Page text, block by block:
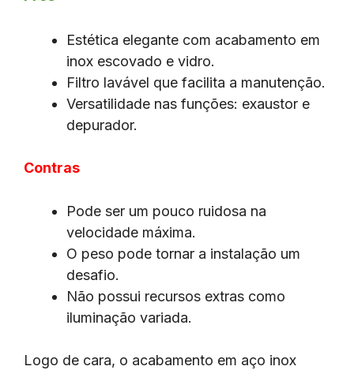
Estética elegante com acabamento em
inox escovado e vidro.
Filtro lavável que facilita a manutenção.
Versatilidade nas funções: exaustor e
depurador.
Contras
Pode ser um pouco ruidosa na
velocidade máxima.
O peso pode tornar a instalação um
desafio.
Não possui recursos extras como
iluminação variada.
Logo de cara, o acabamento em aço inox